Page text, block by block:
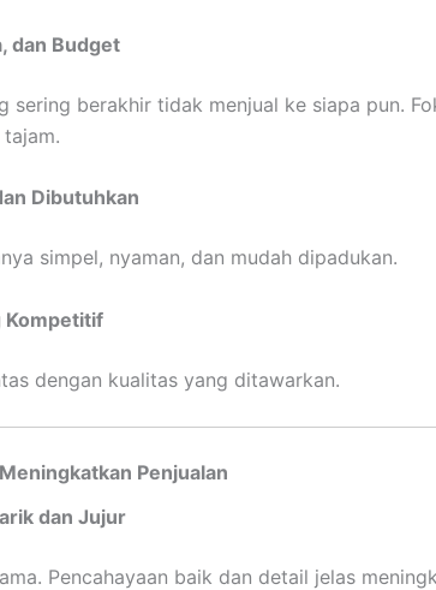
dan Budget
sering berakhir tidak menjual ke siapa pun.
Dibutuhkan
simpel, nyaman, dan mudah dipadukan.
Kompetitif
dengan kualitas yang ditawarkan.
Penjualan
dan Jujur
Pencahayaan baik dan detail jelas